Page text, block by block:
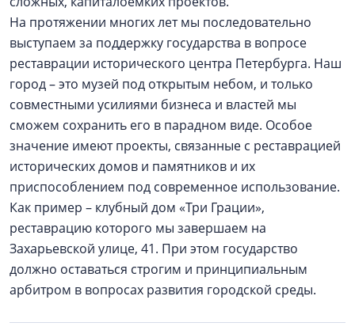
На протяжении многих лет мы последовательно
выступаем за поддержку государства в вопросе
реставрации исторического центра Петербурга. Наш
город – это музей под открытым небом, и только
совместными усилиями бизнеса и властей мы
сможем сохранить его в парадном виде. Особое
значение имеют проекты, связанные с реставрацией
исторических домов и памятников и их
приспособлением под современное использование.
Как пример – клубный дом «Три Грации»,
реставрацию которого мы завершаем на
Захарьевской улице, 41. При этом государство
должно оставаться строгим и принципиальным
арбитром в вопросах развития городской среды.